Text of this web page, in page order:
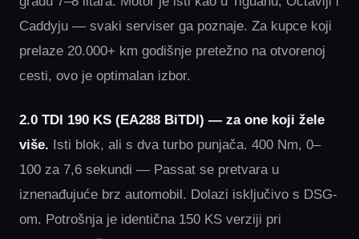
Caddyju — svaki serviser ga poznaje. Za kupce koji
prelaze 20.000+ km godišnje pretežno na otvorenoj
cesti, ovo je optimalan izbor.
2.0 TDI 190 KS (EA288 BiTDI) — za one koji žele
više. Isti blok, ali s dva turbo punjača. 400 Nm, 0–
100 za 7,6 sekundi — Passat se pretvara u
iznenađujuće brz automobil. Dolazi isključivo s DSG-
om. Potrošnja je identična 150 KS verziji pri